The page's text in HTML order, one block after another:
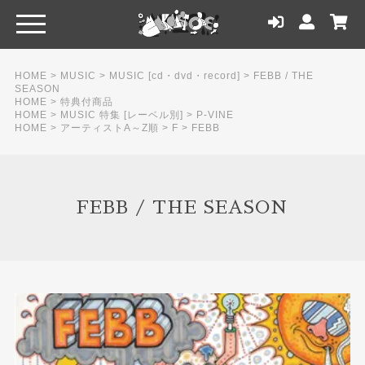
HOME > MUSIC > MUSIC [cd・dvd・record] > FEBB / THE
SEASON
HOME > 特典付商品
HOME > MUSIC 特集 [レーベル別] > P-VINE
HOME > アーティストA～Z順 > F > FEBB
FEBB / THE SEASON